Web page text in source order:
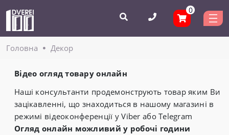
0
Головнa Декор
Відео огляд товару онлайн
Наші консультанти продемонструють товар яким Ви
зацікавленні, що знаходиться в нашому магазині в
режимі відеоконференції у Viber або Telegram
Огляд онлайн можливий у робочі години